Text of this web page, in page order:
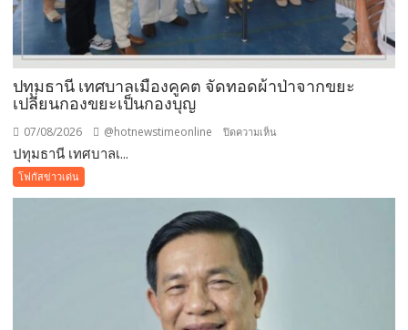
ปทุมธานี เทศบาลเมืองคูคต จัดทอดผ้าป่าจากขยะ
เปลี่ยนกองขยะเป็นกองบุญ
07/08/2026 @hotnewstimeonline ปิดความเห็น
ปทุมธานี เทศบาลเ...
โฟกัสข่าวเด่น